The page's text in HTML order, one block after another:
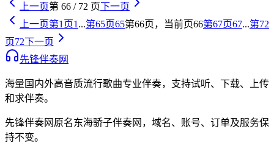
上一页第 66 / 72 页下一页
上一页第1 页1 ...第65页65第66页，当前页66第67页67...第72
页72下一页
先锋伴奏网
海量国内外高音质流行歌曲专业伴奏，支持试听、下载、上传
和求伴奏。
先锋伴奏网 原名东海骄子伴奏网 ，域名、账号、订单及服务保
持不变。